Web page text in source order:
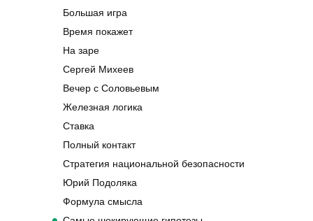
Большая игра
Время покажет
На заре
Сергей Михеев
Вечер с Соловьевым
Железная логика
Ставка
Полный контакт
Стратегия национальной безопасности
Юрий Подоляка
Формула смысла